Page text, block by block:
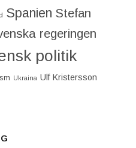
Spanien Stefan
regeringen
politik
Ukraina Ulf Kristersson